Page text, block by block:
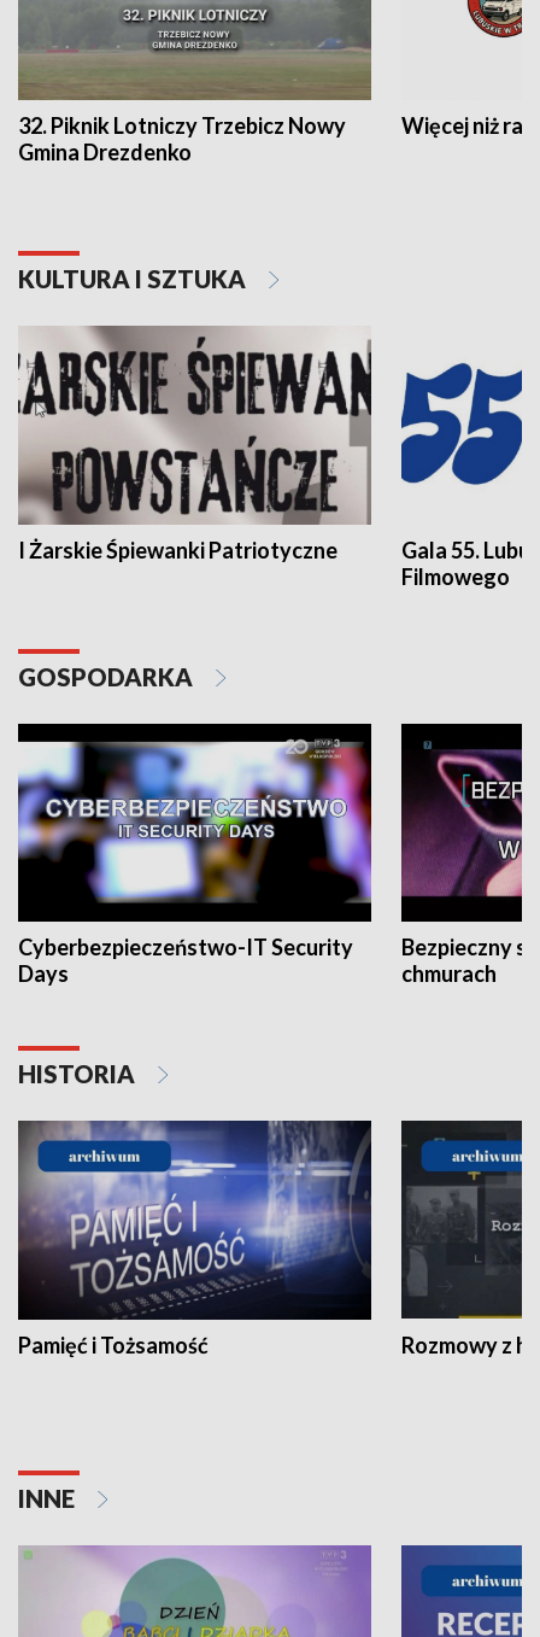
32. Piknik Lotniczy Trzebicz Nowy
Gmina Drezdenko
Więcej niż rajd
KULTURA I SZTUKA
I Żarskie Śpiewanki Patriotyczne
Gala 55.
Filmowego
GOSPODARKA
Cyberbezpieczeństwo-IT Security
Days
Bezpieczny
chmurach
HISTORIA
Pamięć i Tożsamość Rozmowy z
INNE